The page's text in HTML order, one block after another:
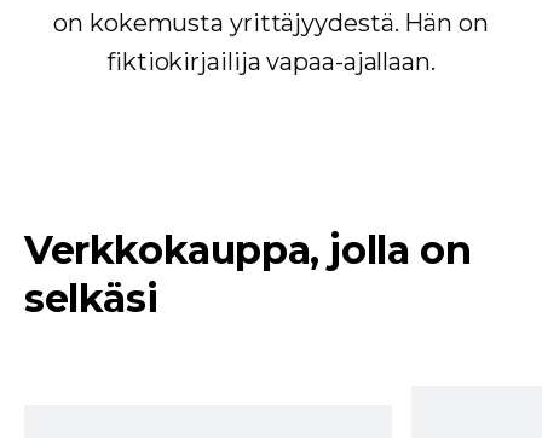
on kokemusta yrittäjyydestä. Hän on
fiktiokirjailija vapaa-ajallaan.
Verkkokauppa, jolla on
selkäsi